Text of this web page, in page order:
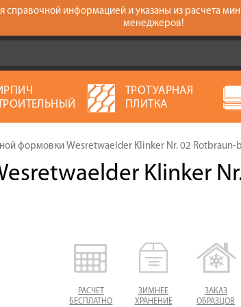
справочной информацией и указаны из расчета
менеджеров!
ТРОТУАРНАЯ
ПЛИТКА
формовки Wesretwaelder Klinker Nr. 02 Rotbraun-
Klinker
РАСЧЕТ
БЕСПЛАТНО
ЗИМНЕЕ
ХРАНЕНИЕ
ЗАКАЗ
ОБРАЗЦОВ